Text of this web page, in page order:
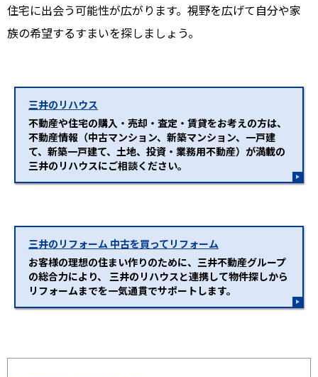
住宅に出会う可能性が広がります。視野を広げて自分や家
族の希望するすまいを探しましょう。
三井のリハウス
不動産や住宅の購入・売却・査定・賃貸をお考えの方は、
不動産情報（中古マンション、新築マンション、一戸建
て、新築一戸建て、土地、投資・業務用不動産）が満載の
三井のリハウスにご相談ください。
三井のリフォーム 中古を買ってリフォーム
お客様の理想の住まい作りのために、三井不動産グループ
の総合力により、 三井のリハウスと連携して物件探しから
リフォームまでを一気通貫でサポートします。